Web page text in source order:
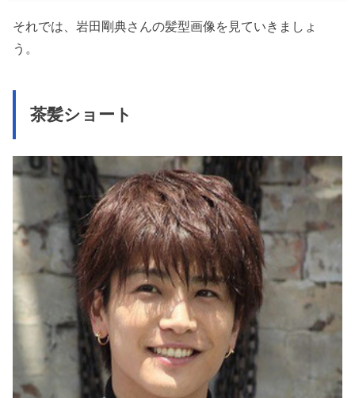
それでは、岩田剛典さんの髪型画像を見ていきましょ
う。
茶髪ショート